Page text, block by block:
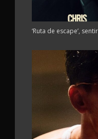
‘Ruta de escape’,